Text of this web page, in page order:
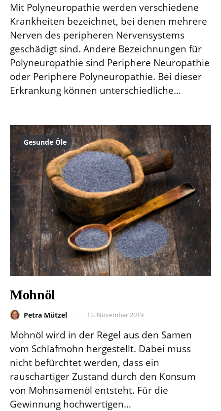
Mit Polyneuropathie werden verschiedene
Krankheiten bezeichnet, bei denen mehrere
Nerven des peripheren Nervensystems
geschädigt sind. Andere Bezeichnungen für
Polyneuropathie sind Periphere Neuropathie
oder Periphere Polyneuropathie. Bei dieser
Erkrankung können unterschiedliche…
Gesunde Öle
Mohnöl
Petra Mützel 12. November 2019
Mohnöl wird in der Regel aus den Samen
vom Schlafmohn hergestellt. Dabei muss
nicht befürchtet werden, dass ein
rauschartiger Zustand durch den Konsum
von Mohnsamenöl entsteht. Für die
Gewinnung hochwertigen…